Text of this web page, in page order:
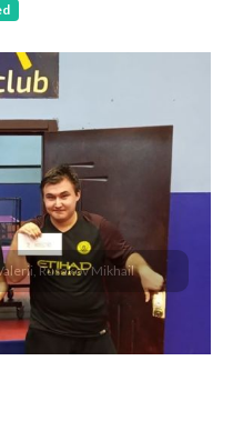
Rusakov Mikhail